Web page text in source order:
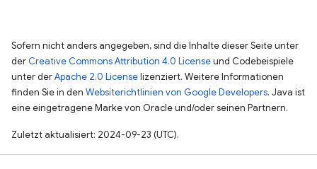
Sofern nicht anders angegeben, sind die Inhalte dieser Seite unter
der Creative Commons Attribution 4.0 Licenseund Codebeispiele
unter derApache 2.0 Licenselizenziert. Weitere Informationen
finden Sie in den Websiterichtlinien von Google Developers. Java ist
eine eingetragene Marke von Oracle und/oder seinen Partnern.
Zuletzt aktualisiert: 2024-09-23 (UTC).